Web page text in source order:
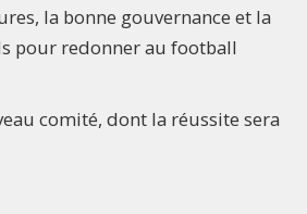
la bonne gouvernance et la
pour redonner au football
comité, dont la réussite sera